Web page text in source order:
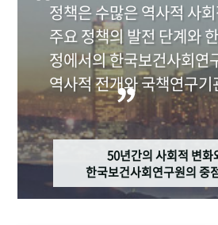
정책은 수많은 역사적 사
주요 정책의 발전 단계와
정에서의 한국보건사회연
역사적 전개와 국책연구
50년간의 사회적 변화
한국보건사회연구원의 중